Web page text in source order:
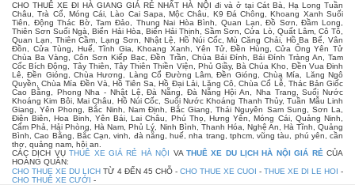
CHO THUÊ XE ĐI HÀ GIANG GIÁ RẺ NHẤT HÀ NỘI đi và ở tại Cát Bà, Hạ Long Tuần
Châu, Trà Cổ, Móng Cái, Lào Cai Sapa, Mộc Châu, K9 Đá Chông, Khoang Xanh Suối
Tiên, Động Thác Bờ, Tam Đảo, Thung Nai Hòa Bình, Quan Lạn, Đồ Sơn, Đầm Long,
Thiên Sơn Suối Ngà, Biển Hải Hòa, Biển Hải Thịnh, Sầm Sơn, Cửa Lò, Quất Lâm, Cô Tô,
Quan Lạn, Thiên Cầm, Lạng Sơn, Nhật Lệ, Hồ Núi Cốc, Mù Căng Chải, Hồ Ba Bể, Vân
Đồn, Cửa Tùng, Huế, Tĩnh Gia, Khoang Xanh, Yên Tử, Đền Hùng, Cửa Ông Yên Tử
Chùa Ba Vàng, Côn Sơn Kiếp Bạc, Đền Trần, Chùa Bái Đính, Bái Đính Tràng An, Tam
Cốc Bích Động, Tây Thiên, Tây Thiên Thiền Viện, Phủ Giầy, Bà Chúa Kho, Đền Vua Đinh
Lê, Đền Gióng, Chùa Hương, Làng Cổ Đường Lâm, Đền Gióng, Chùa Mía, Lăng Ngô
Quyền, Chùa Mía Đền Và, Hồ Tiên Sa, Hồ Đại Lải, Lăng Cô, Chùa Cổ Lễ, Thác Bản Giốc
Cao Bằng, Phong Nha - Nhật Lệ, Đà Nẵng, Đà Nẵng Hội An, Nha Trang, Suối Nước
Khoáng Kim Bôi, Mai Châu, Hồ Núi Cốc, Suối Nước Khoáng Thanh Thủy, Tuần Mẫu Linh
Giang, Yên Phong, Bắc Ninh, Nam Định, Bắc Giang, Thái Nguyên Sam Sung, Sơn La,
Điện Biên, Hoa Binh, Yên Bái, Lai Châu, Phú Thọ, Hưng Yên, Móng Cái, Quảng Ninh,
Cẩm Phả, Hải Phòng, Hà Nam, Phủ Lý, Ninh Bình, Thanh Hóa, Nghệ An, Hà Tĩnh, Quảng
Bình, Cao Bằng, Bắc Cạn, vinh, đà nẵng, huế, nha trang, tphcm, vũng tàu, phú yên, cần
thơ, quảng nam, hội an.
CÁC DỊCH VỤTHUÊ XE GIÁ RẺ HÀ NỘI VA THUÊ XE DU LỊCH HÀ NỘI GIÁ RẺ CỦA
HOÀNG QUÂN:
CHO THUE XE DU LICH TỪ 4 ĐẾN 45 CHỖ - CHO THUE XE CUOI - THUE XE DI LE HOI -
CHO THUÊ XE CƯỚI -